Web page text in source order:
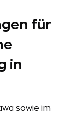
für
in
sowie im